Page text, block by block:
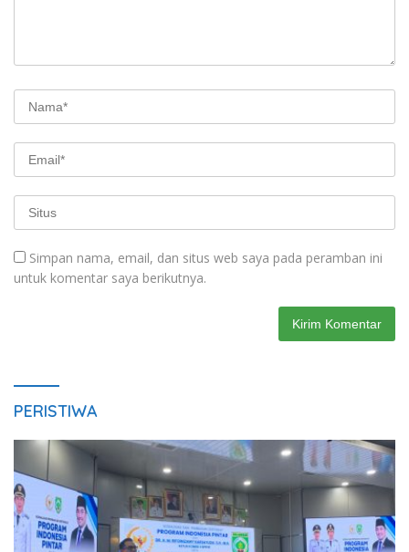
Simpan nama, email, dan situs web saya pada peramban ini
untuk komentar saya berikutnya.
PERISTIWA